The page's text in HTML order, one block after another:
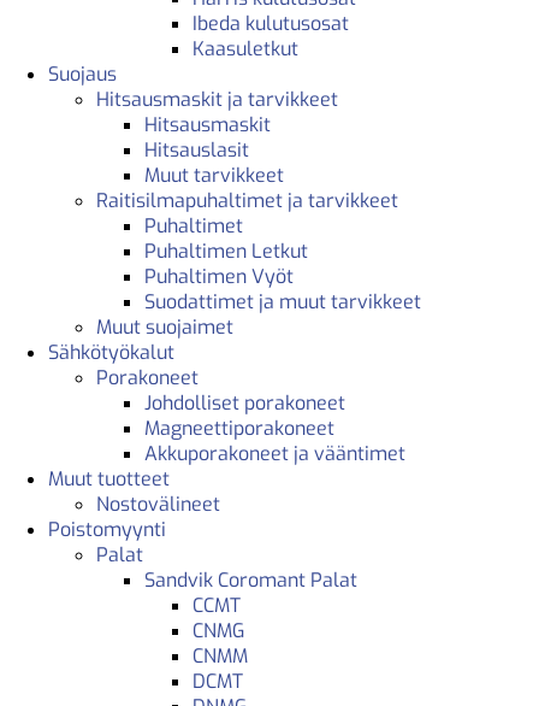
Ibeda kulutusosat
Kaasuletkut
Suojaus
Hitsausmaskit ja tarvikkeet
Hitsausmaskit
Hitsauslasit
Muut tarvikkeet
Raitisilmapuhaltimet ja tarvikkeet
Puhaltimet
Puhaltimen Letkut
Puhaltimen Vyöt
Suodattimet ja muut tarvikkeet
Muut suojaimet
Sähkötyökalut
Porakoneet
Johdolliset porakoneet
Magneettiporakoneet
Akkuporakoneet ja vääntimet
Muut tuotteet
Nostovälineet
Poistomyynti
Palat
Sandvik Coromant Palat
CCMT
CNMG
CNMM
DCMT